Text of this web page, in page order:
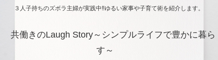
３人子持ちのズボラ主婦が実践中‼ゆるい家事や子育て術を紹介します。
共働きのLaugh Story～シンプルライフで豊かに暮ら
す～